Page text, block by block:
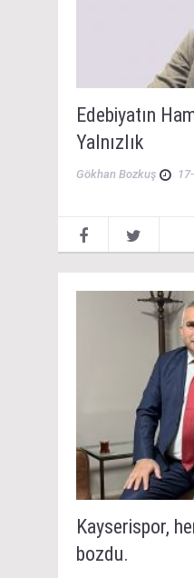
Edebiyatın
Yalnızlık
Gökhan Bozkuş
Kayserispor,
bozdu.